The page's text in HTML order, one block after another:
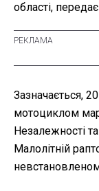
області, передає
Зазначається,
мотоциклом
Незалежності
Малолітній